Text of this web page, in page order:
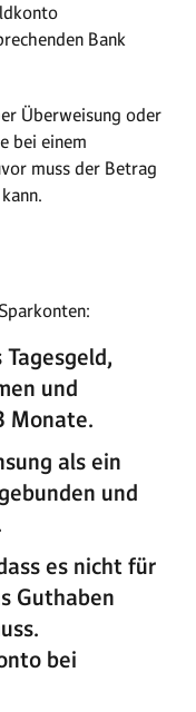
Bank
Überweisung oder
bei einem
muss der Betrag
und
Monate.
als ein
und
es nicht für
Guthaben
bei